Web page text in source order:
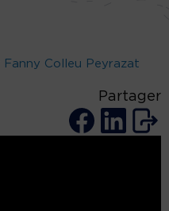
Fanny Colleu Peyrazat
Partager